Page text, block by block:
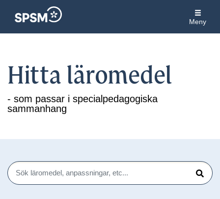
Meny
Hitta läromedel
- som passar i specialpedagogiska
sammanhang
Sök
Sök